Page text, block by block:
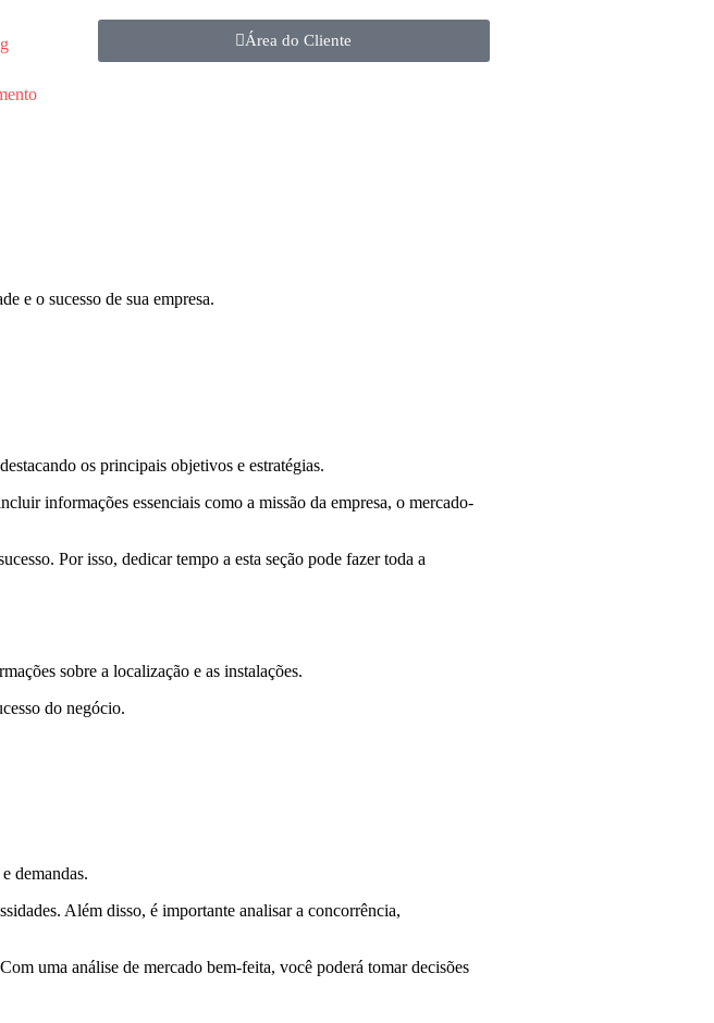
Área do Cliente
e o sucesso de sua empresa.
os principais objetivos e estratégias.
informações essenciais como a missão da empresa, o mercado-
Por isso, dedicar tempo a esta seção pode fazer toda a
sobre a localização e as instalações.
do negócio.
demandas.
Além disso, é importante analisar a concorrência,
uma análise de mercado bem-feita, você poderá tomar decisões